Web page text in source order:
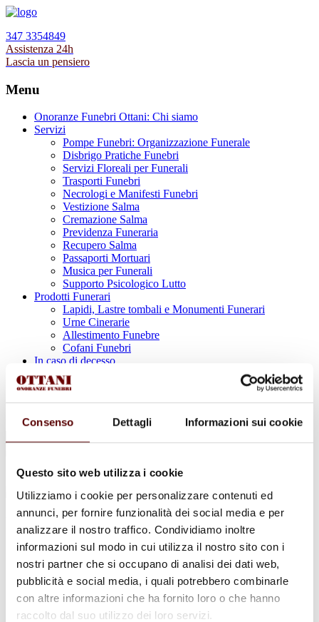
Consenso Dettagli Informazioni sui cookie
Questo sito web utilizza i cookie
Utilizziamo i cookie per personalizzare contenuti ed
annunci, per fornire funzionalità dei social media e per
analizzare il nostro traffico. Condividiamo inoltre
informazioni sul modo in cui utilizza il nostro sito con i
nostri partner che si occupano di analisi dei dati web,
pubblicità e social media, i quali potrebbero combinarle
con altre informazioni che ha fornito loro o che hanno
raccolto dal suo utilizzo dei loro servizi.
347 3354849
Assistenza 24h
Lascia un pensiero
Menu
Onoranze Funebri Ottani: Chi siamo
Servizi
Pompe Funebri: Organizzazione Funerale
Disbrigo Pratiche Funebri
Servizi Floreali per Funerali
Trasporti Funebri
Necrologi e Manifesti Funebri
Vestizione Salma
Cremazione Salma
Previdenza Funeraria
Recupero Salma
Passaporti Mortuari
Musica per Funerali
Supporto Psicologico Lutto
Prodotti Funerari
Lapidi, Lastre tombali e Monumenti Funerari
Urne Cinerarie
Allestimento Funebre
Cofani Funebri
In caso di decesso
Necrologi
News
Sedi Onoranze Funebri Ottani
Franco Diozzi
15 Luglio 1936 - 30 Dicembre 2024
Condividi questa pagina